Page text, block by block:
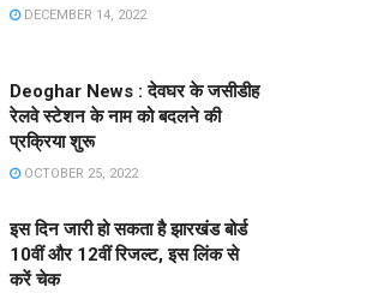
DECEMBER 14, 2022
Deoghar News : देवघर के जसीडीह
रेलवे स्टेशन के नाम को बदलने की
प्रक्रिया शुरू
OCTOBER 25, 2022
इस दिन जारी हो सकता है झारखंड बोर्ड
10वीं और 12वीं रिजल्ट, इस लिंक से
करें चेक